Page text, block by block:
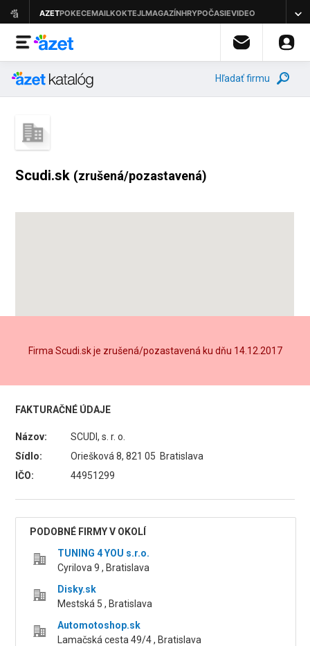
Hľadať firmu
Scudi.sk (zrušená/pozastavená)
Firma Scudi.sk je zrušená/pozastavená ku dňu 14.12.2017
FAKTURAČNÉ ÚDAJE
Názov:
SCUDI, s. r. o.
Sídlo:
Oriešková 8, 821 05 Bratislava
IČO:
44951299
PODOBNÉ FIRMY V OKOLÍ
TUNING 4 YOU s.r.o.
Cyrilova 9 , Bratislava
Disky.sk
Mestská 5 , Bratislava
Automotoshop.sk
Lamačská cesta 49/4 , Bratislava